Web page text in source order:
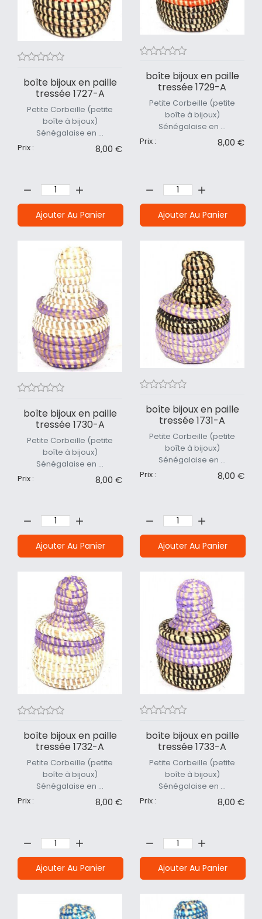
boîte bijoux en paille
tressée 1727-A
Petite Corbeille (petite
boîte à bijoux)
Sénégalaise en ...
Prix :
8,00 €
Ajouter Au Panier
boîte bijoux en paille
tressée 1729-A
Petite Corbeille (petite
boîte à bijoux)
Sénégalaise en ...
Prix :
8,00 €
Ajouter Au Panier
boîte bijoux en paille
tressée 1730-A
Petite Corbeille (petite
boîte à bijoux)
Sénégalaise en ...
Prix :
8,00 €
Ajouter Au Panier
boîte bijoux en paille
tressée 1731-A
Petite Corbeille (petite
boîte à bijoux)
Sénégalaise en ...
Prix :
8,00 €
Ajouter Au Panier
boîte bijoux en paille
tressée 1732-A
Petite Corbeille (petite
boîte à bijoux)
Sénégalaise en ...
Prix :
8,00 €
Ajouter Au Panier
boîte bijoux en paille
tressée 1733-A
Petite Corbeille (petite
boîte à bijoux)
Sénégalaise en ...
Prix :
8,00 €
Ajouter Au Panier